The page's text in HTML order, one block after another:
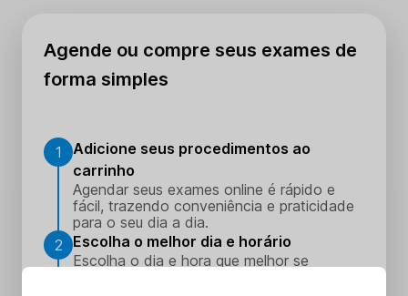
Agende ou compre seus exames de
forma simples
1
Adicione seus procedimentos ao
carrinho
Agendar seus exames online é rápido e
fácil, trazendo conveniência e praticidade
para o seu dia a dia.
2
Escolha o melhor dia e horário
Escolha o dia e hora que melhor se